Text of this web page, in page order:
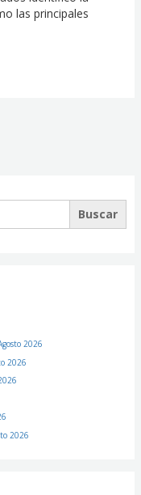
las principales
2026
2026
2026